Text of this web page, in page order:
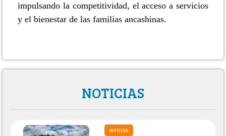
impulsando la competitividad, el acceso a servicios
y el bienestar de las familias ancashinas.
NOTICIAS
NOTICIA